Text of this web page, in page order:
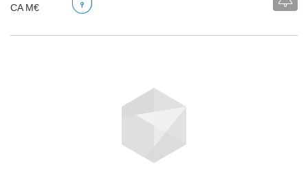
CA M€